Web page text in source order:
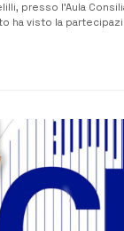
presso l’Aula
ha visto la
serata, il presidente